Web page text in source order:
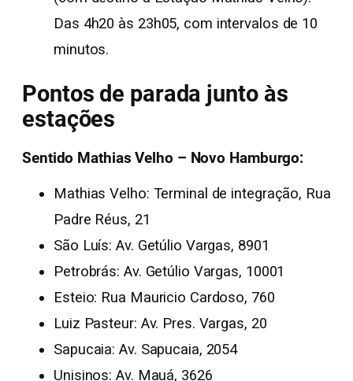
Das 4h20 às 23h05, com intervalos de 10
minutos.
Pontos de parada junto às
estações
Sentido Mathias Velho – Novo Hamburgo:
Mathias Velho: Terminal de integração, Rua
Padre Réus, 21
São Luís: Av. Getúlio Vargas, 8901
Petrobrás: Av. Getúlio Vargas, 10001
Esteio: Rua Mauricio Cardoso, 760
Luiz Pasteur: Av. Pres. Vargas, 20
Sapucaia: Av. Sapucaia, 2054
Unisinos: Av. Mauá, 3626